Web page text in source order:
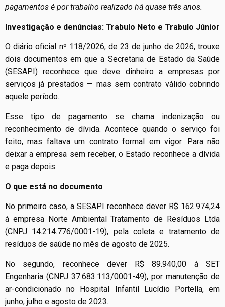
pagamentos é por trabalho realizado há quase três anos.
Investigação e denúncias: Trabulo Neto e Trabulo Júnior
O diário oficial nº 118/2026, de 23 de junho de 2026, trouxe
dois documentos em que a Secretaria de Estado da Saúde
(SESAPI) reconhece que deve dinheiro a empresas por
serviços já prestados — mas sem contrato válido cobrindo
aquele período.
Esse tipo de pagamento se chama indenização ou
reconhecimento de dívida. Acontece quando o serviço foi
feito, mas faltava um contrato formal em vigor. Para não
deixar a empresa sem receber, o Estado reconhece a dívida
e paga depois.
O que está no documento
No primeiro caso, a SESAPI reconhece dever R$ 162.974,24
à empresa Norte Ambiental Tratamento de Resíduos Ltda
(CNPJ 14.214.776/0001-19), pela coleta e tratamento de
resíduos de saúde no mês de agosto de 2025.
No segundo, reconhece dever R$ 89.940,00 à SET
Engenharia (CNPJ 37.683.113/0001-49), por manutenção de
ar-condicionado no Hospital Infantil Lucídio Portella, em
junho, julho e agosto de 2023.